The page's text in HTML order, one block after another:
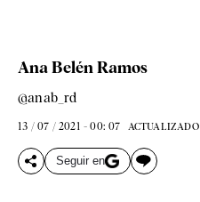
Ana Belén Ramos
@anab_rd
13 / 07 / 2021 - 00: 07 ACTUALIZADO
Seguir en